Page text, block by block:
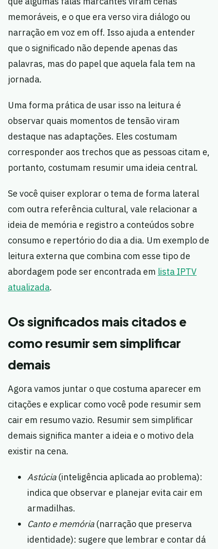
memoráveis, e o que era verso vira diálogo ou
narração em voz em off. Isso ajuda a entender
que o significado não depende apenas das
palavras, mas do papel que aquela fala tem na
jornada.
Uma forma prática de usar isso na leitura é
observar quais momentos de tensão viram
destaque nas adaptações. Eles costumam
corresponder aos trechos que as pessoas citam e,
portanto, costumam resumir uma ideia central.
Se você quiser explorar o tema de forma lateral
com outra referência cultural, vale relacionar a
ideia de memória e registro a conteúdos sobre
consumo e repertório do dia a dia. Um exemplo de
leitura externa que combina com esse tipo de
abordagem pode ser encontrada em lista IPTV
atualizada.
Os significados mais citados e
como resumir sem simplificar
demais
Agora vamos juntar o que costuma aparecer em
citações e explicar como você pode resumir sem
cair em resumo vazio. Resumir sem simplificar
demais significa manter a ideia e o motivo dela
existir na cena.
Astúcia (inteligência aplicada ao problema):
indica que observar e planejar evita cair em
armadilhas.
Canto e memória (narração que preserva
identidade): sugere que lembrar e contar dá